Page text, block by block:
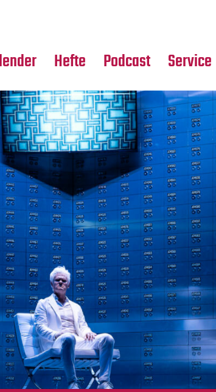
Hefte Podcast Service